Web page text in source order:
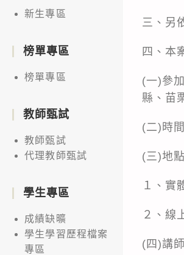
三、另
四、本
(一)參
縣、苗
(二)時
(三)地
１、實
２、線
(四)講
新生專區
榜單專區
榜單專區
教師甄試
教師甄試
代理教師甄試
學生專區
成績缺曠
學生學習歷程檔案
專區